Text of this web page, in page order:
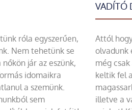
róla egyszerűen,
Nem tehetünk se
jár az eszünk,
idomaikra
a szemünk.
sem
VADÍTÓ
Attól
olvadunk
még
keltik fel
illetve a